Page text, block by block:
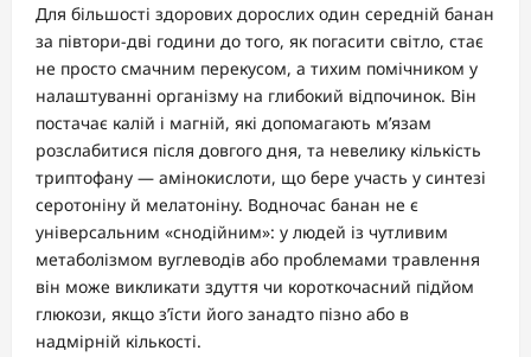
Для більшості здорових дорослих один середній банан
за півтори-дві години до того, як погасити світло, стає
не просто смачним перекусом, а тихим помічником у
налаштуванні організму на глибокий відпочинок. Він
постачає калій і магній, які допомагають м’язам
розслабитися після довгого дня, та невелику кількість
триптофану — амінокислоти, що бере участь у синтезі
серотоніну й мелатоніну. Водночас банан не є
універсальним «снодійним»: у людей із чутливим
метаболізмом вуглеводів або проблемами травлення
він може викликати здуття чи короткочасний підйом
глюкози, якщо з’їсти його занадто пізно або в
надмірній кількості.